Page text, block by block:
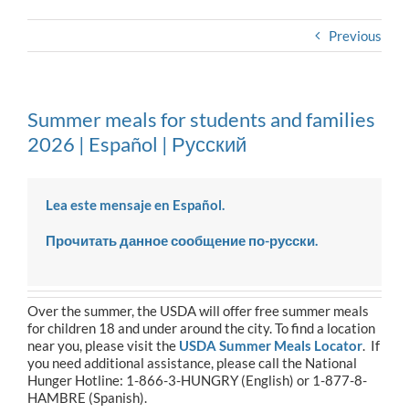
Previous
Summer meals for students and families
2026 | Español | Русский
Lea este mensaje en Español.
Прочитать данноесообщениепо-русски.
Over the summer, the USDA will offer free summer meals
for children 18 and under around the city. To find a location
near you, please visit the USDA Summer Meals Locator. If
you need additional assistance, please call the National
Hunger Hotline: 1-866-3-HUNGRY (English) or 1-877-8-
HAMBRE (Spanish).